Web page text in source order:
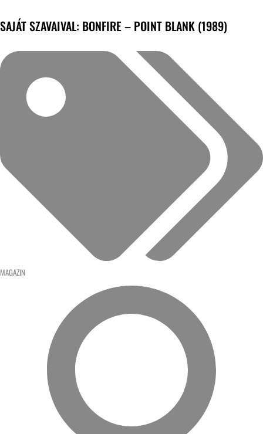
SAJÁT SZAVAIVAL: BONFIRE – POINT BLANK (1989)
MAGAZIN